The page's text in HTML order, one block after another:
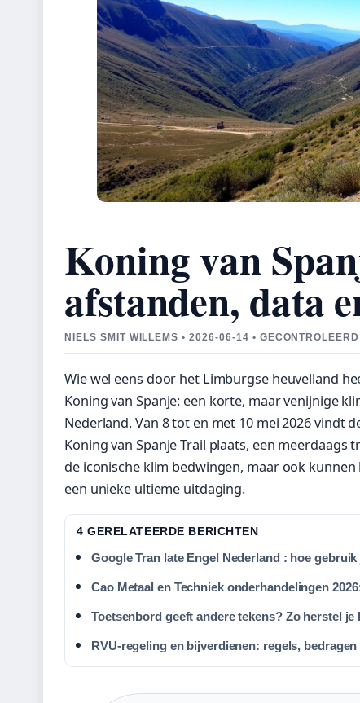
Koning van
afstanden, data
NIELS SMIT WILLEMS • 2026-06-14 •
Wie wel eens door het Limburgse heuvelland
Koning van Spanje: een korte, maar venijnige
Nederland. Van 8 tot en met 10 mei 2026 vindt
Koning van Spanje Trail plaats, een
de iconische klim bedwingen, maar ook
een unieke ultieme uitdaging.
4 GERELATEERDE BERICHTEN
Google Tran late Engel Nederland : hoe gebruik
Cao Metaal en Techniek onderhandelingen
Toetsenbord geeft andere tekens? Zo herstel je
RVU-regeling en bijverdienen: regels,